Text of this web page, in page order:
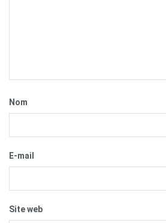
Nom
E-mail
Site web